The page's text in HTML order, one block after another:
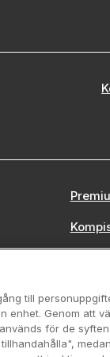
till
enhet. Genom att
för de